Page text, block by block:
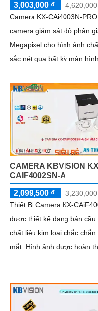
3,003,000 ₫
4,620,000
Camera KX-CAi4003N-
camera giám sát độ phân
Megapixel cho hình ảnh
sắc nét qua bất kỳ màn hình
thông minh như phát hiện
ảo, xâm nhập và phân biệt
(SMD Plus), cùng khả năng
sự kiện thông minh giúp
quả giám sát an ninh
CAMERA KBVISION
CAIF4002SN-A
2,099,500 ₫
3,230,000
Thiết Bị Camera KX-
được thiết kế dạng bán cầu
chất liệu kim loại chắc chắn
mắt. Hình ảnh được hoàn thiện với độ